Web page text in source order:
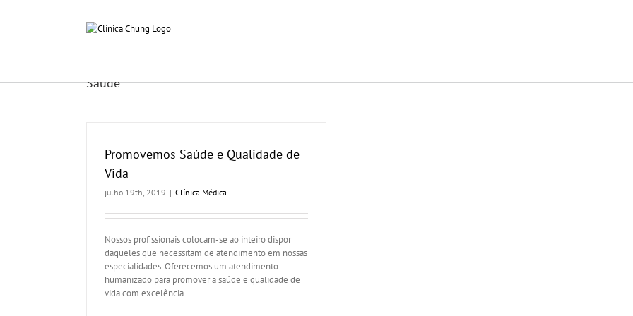
Saúde
Promovemos Saúde e Qualidade de
Vida
julho 19th, 2019 | Clínica Médica
Nossos profissionais colocam-se ao inteiro dispor
daqueles que necessitam de atendimento em nossas
especialidades. Oferecemos um atendimento
humanizado para promover a saúde e qualidade de
vida com excelência.